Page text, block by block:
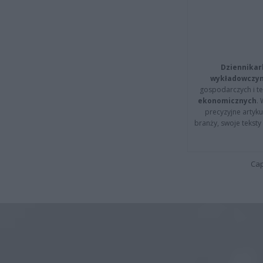
gospodarczych i
ekonomicznych.
precyzyjne
branży, swoje